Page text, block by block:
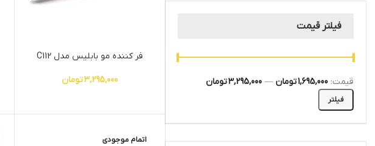
فیلتر قیمت
فیلتر
قیمت: 1,695,000 تومان — 3,295,000 تومان
فر کننده مو بابلیس مدل C112
3,295,000تومان
اتمام موجودی